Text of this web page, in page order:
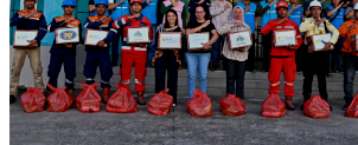
penyelarasan arah, penguatan
implementasi program kerja agar target
tercapai secara optimal dan